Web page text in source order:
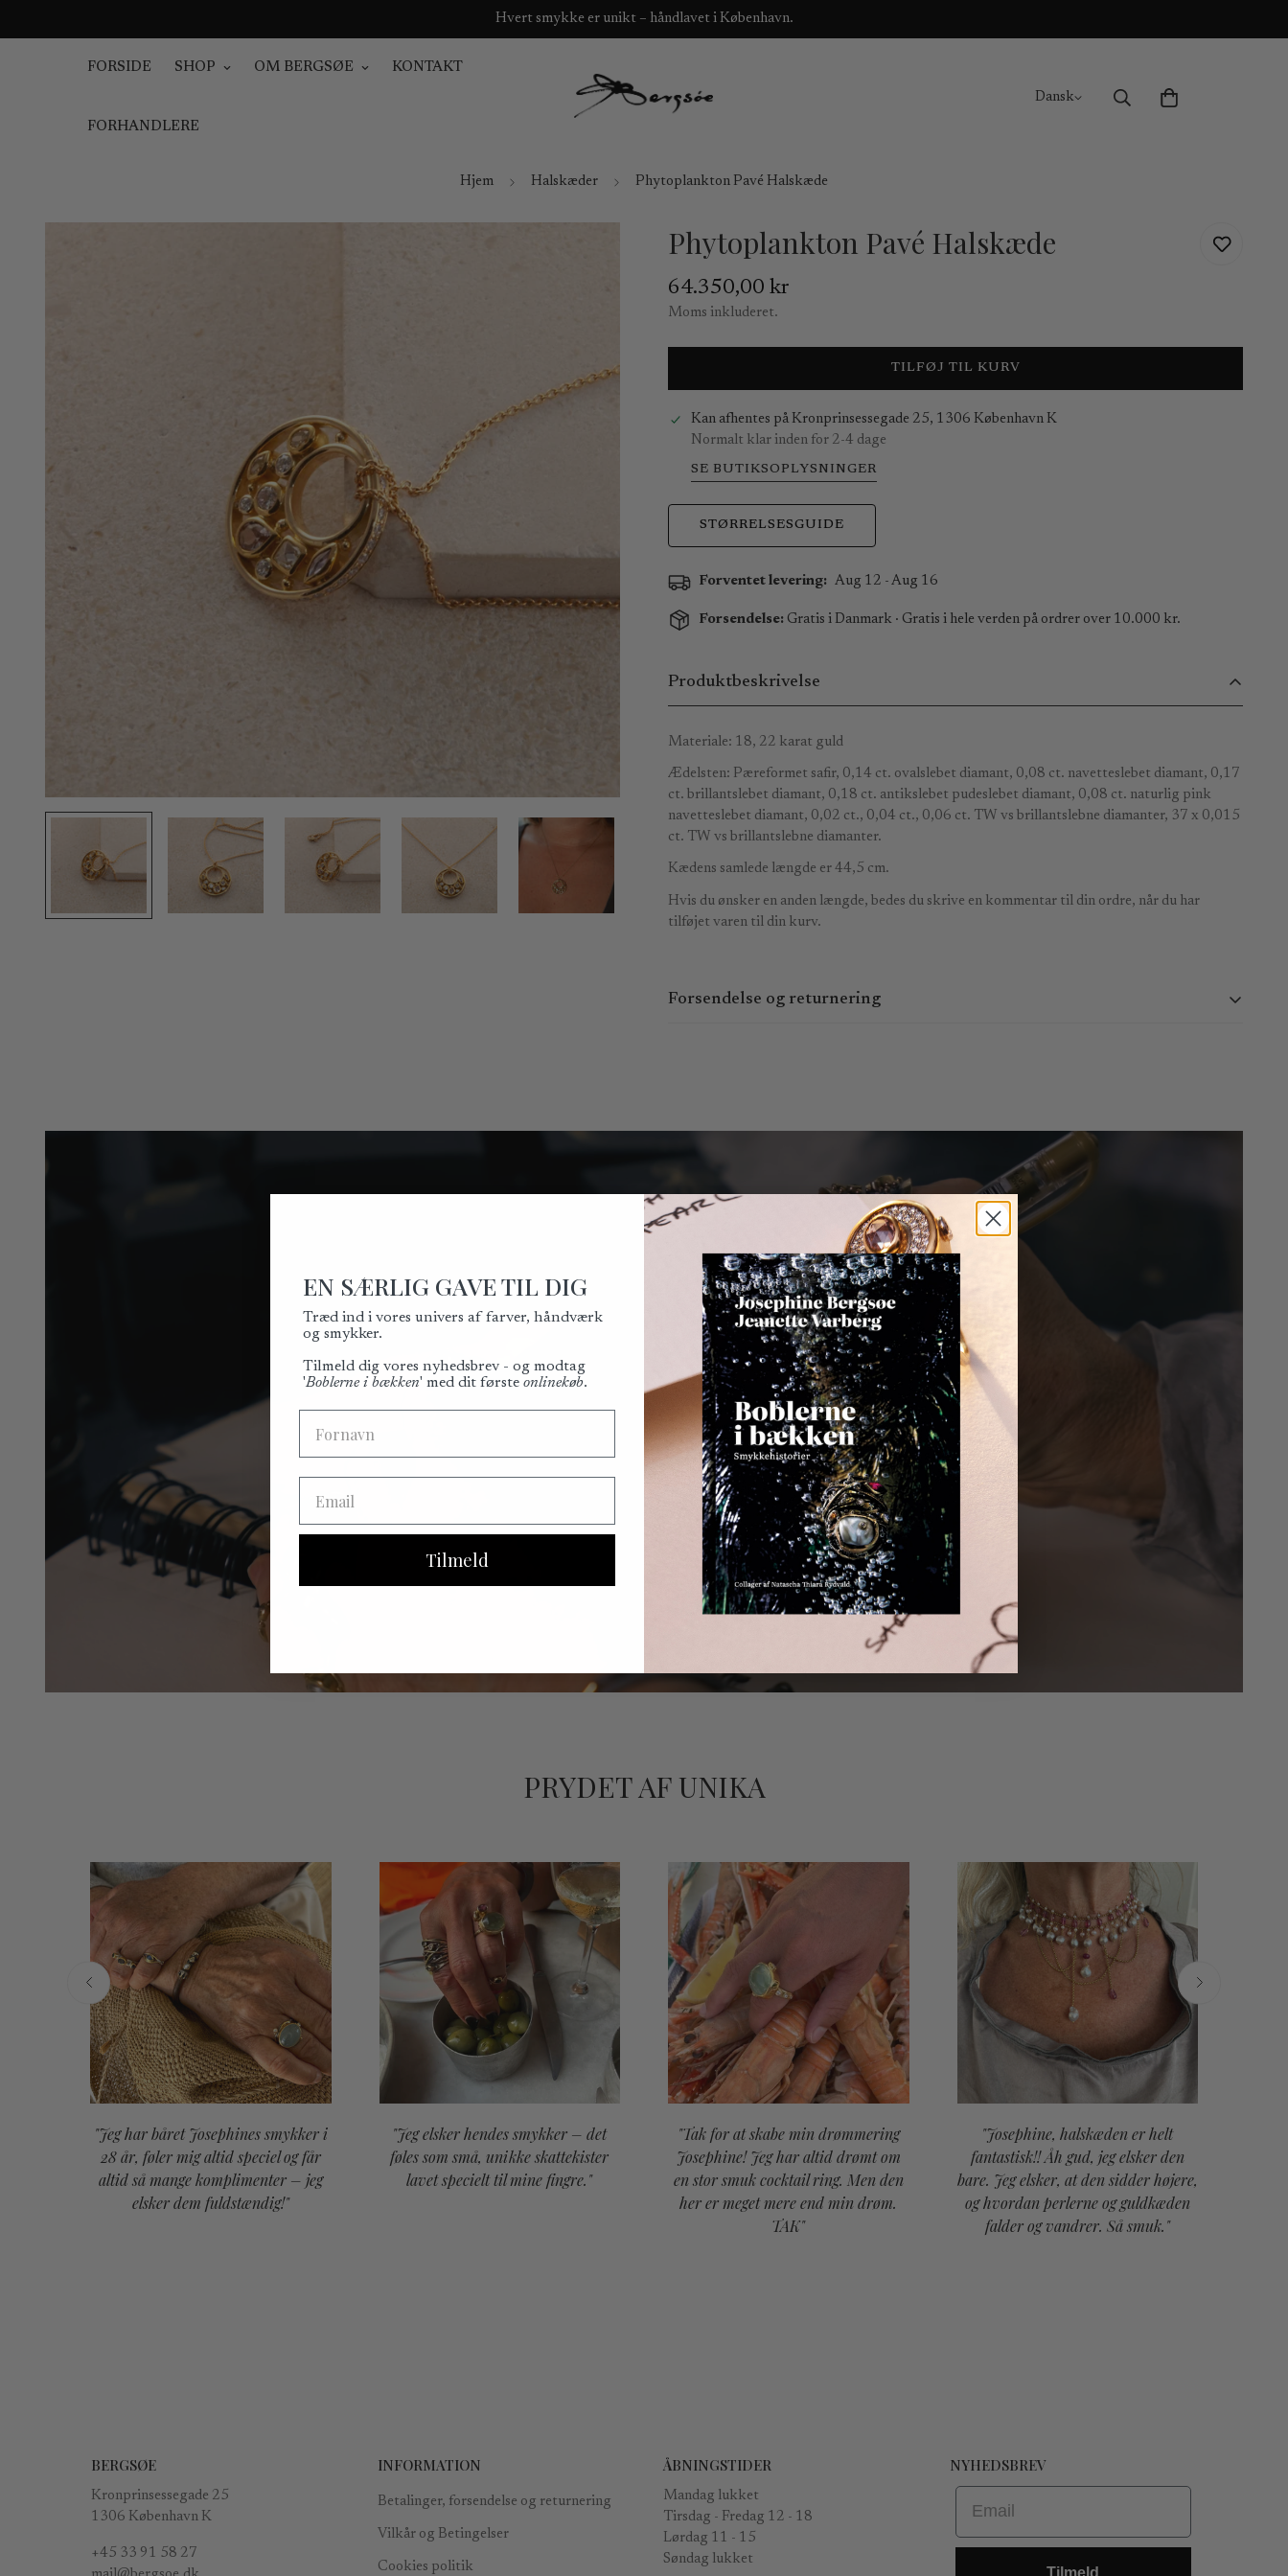
Hvert smykke er unikt – håndlavet i København.
FORSIDE SHOP OM BERGSØE KONTAKT
FORHANDLERE
Dansk
Hjem Halskæder Phytoplankton Pavé Halskæde
Phytoplankton Pavé Halskæde
Normal
pris
64.350,00 kr
Moms inkluderet.
TILFØJ TIL KURV
Kan afhentes på Kronprinsessegade 25, 1306 København K
Normalt klar inden for 2-4 dage
SE BUTIKSOPLYSNINGER
STØRRELSESGUIDE
Forventet levering: Aug 12 - Aug 16
Forsendelse: Gratis i Danmark · Gratis i hele verden på ordrer over 10.000 kr.
Produktbeskrivelse
Materiale: 18, 22 karat guld
Ædelsten: Pæreformet safir, 0,14 ct. ovalslebet diamant, 0,08 ct. navetteslebet diamant, 0,17
ct. brillantslebet diamant, 0,18 ct. antikslebet pudeslebet diamant, 0,08 ct. naturlig pink
navetteslebet diamant, 0,02 ct., 0,04 ct., 0,06 ct. TW vs brillantslebne diamanter, 37 x 0,015
ct. TW vs brillantslebne diamanter.
Kædens samlede længde er 44,5 cm.
Hvis du ønsker en anden længde, bedes du skrive en kommentar til din ordre, når du har
tilføjet varen til din kurv.
Forsendelse og returnering
Du kan forvente at modtage din ordre inden for 3-8 hverdage. Da vi ikke kan garantere lokale
leveringsbetingelser, kan vi ikke præcist angive, hvornår varen vil blive leveret.
Du har ret til at fortryde købet inden for 14 dage efter leveringsdatoen.
Fortrydelsesretten kan udøves uden angivelse af nogen særlig grund ved at sende os en e-mail
mail@bergsoe.dk.
Bemærk venligst, at returforsendelse er gratis inden for Danmark, mens kunder er ansvarlige
for returforsendelsesomkostningerne fra andre lande.
PRYDET AF UNIKA
"Jeg har båret Josephines smykker i
28 år, føler mig altid speciel og får
altid så mange komplimenter – jeg
elsker dem fuldstændig!"
"Jeg elsker hendes smykker – det
føles som små, unikke skattekister
lavet specielt til mine fingre."
"Tak for at skabe min drømmering
Josephine! Jeg har altid drømt om
en stor smuk cocktail ring. Men den
her er meget mere end min drøm.
TAK"
"Josephine, halskæden er helt
fantastisk!! Åh gud, jeg elsker den
bare. Jeg elsker, at den sidder højere,
og hvordan perlerne og guldkæden
falder og vandrer. Så smuk."
BERGSØE
Kronprinsessegade 25
1306 København K
+45 33 91 58 27
INFORMATION
Betalinger, forsendelse og returnering
Vilkår og Betingelser
Cookies politik
ÅBNINGSTIDER
Mandag lukket
Tirsdag - Fredag ​​12 - 18
Lørdag 11 - 15
Søndag lukket
NYHEDSBREV
Email
Tilmeld
EN SÆRLIG GAVE TIL DIG
Træd ind i vores univers af farver, håndværk
og smykker.
Tilmeld dig vores nyhedsbrev - og modtag
'Boblerne i bækken' med dit første onlinekøb.
Tilmeld